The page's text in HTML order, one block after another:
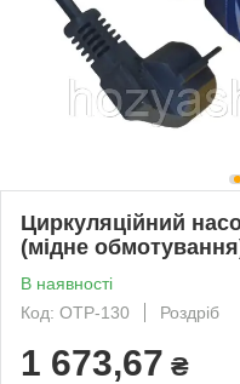
Циркуляційний
(мідне
В наявності
Код: OTP-130
Роздріб
1 673,67 ₴